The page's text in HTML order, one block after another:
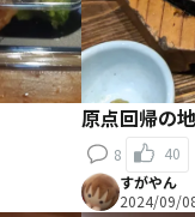
原点回帰の
8
40
すがやん
2024/09/